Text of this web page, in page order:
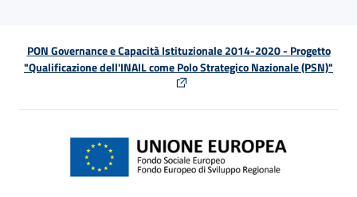
PON Governance e Capacità Istituzionale 2014-2020 - Progetto
"Qualificazione dell'INAIL come Polo Strategico Nazionale (PSN)"